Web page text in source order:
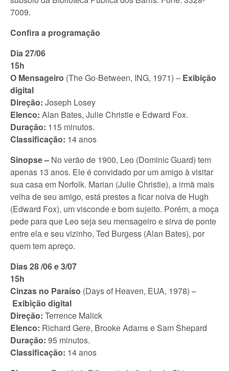
7009.
Confira a programação
Dia 27/06
15h
O Mensageiro (The Go-Between, ING, 1971) – Exibição
digital
Direção: Joseph Losey
Elenco: Alan Bates, Julie Christie e Edward Fox.
Duração: 115 minutos.
Classificação: 14 anos
Sinopse – No verão de 1900, Leo (Dominic Guard) tem
apenas 13 anos. Ele é convidado por um amigo à visitar
sua casa em Norfolk. Marian (Julie Christie), a irmã mais
velha de seu amigo, está prestes a ficar noiva de Hugh
(Edward Fox), um visconde e bom sujeito. Porém, a moça
pede para que Leo seja seu mensageiro e sirva de ponte
entre ela e seu vizinho, Ted Burgess (Alan Bates), por
quem tem apreço.
Dias 28 /06 e 3/07
15h
Cinzas no Paraíso (Days of Heaven, EUA, 1978) –
Exibição digital
Direção: Terrence Malick
Elenco: Richard Gere, Brooke Adams e Sam Shepard
Duração: 95 minutos.
Classificação: 14 anos